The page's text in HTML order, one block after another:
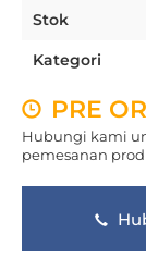
Stok
Kategori
PRE
Hubungi kami
pemesanan